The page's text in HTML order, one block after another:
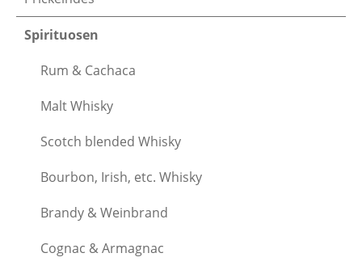
Spirituosen
Rum & Cachaca
Malt Whisky
Scotch blended Whisky
Bourbon, Irish, etc. Whisky
Brandy & Weinbrand
Cognac & Armagnac